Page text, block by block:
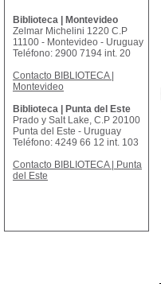
Biblioteca | Montevideo
Zelmar Michelini 1220 C.P
11100 - Montevideo - Uruguay
Teléfono: 2900 7194 int. 20
Contacto BIBLIOTECA |
Montevideo
Biblioteca | Punta del Este
Prado y Salt Lake, C.P 20100
Punta del Este - Uruguay
Teléfono: 4249 66 12 int. 103
Contacto BIBLIOTECA | Punta
del Este